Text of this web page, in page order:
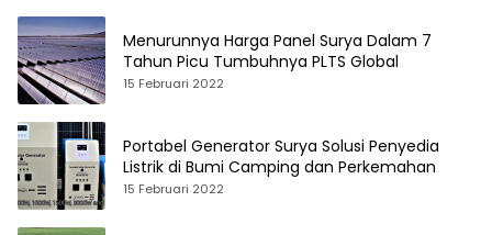
Menurunnya Harga Panel Surya Dalam 7
Tahun Picu Tumbuhnya PLTS Global
15 Februari 2022
Portabel Generator Surya Solusi Penyedia
Listrik di Bumi Camping dan Perkemahan
15 Februari 2022